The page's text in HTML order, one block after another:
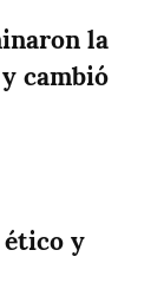
la
cambió
ético y